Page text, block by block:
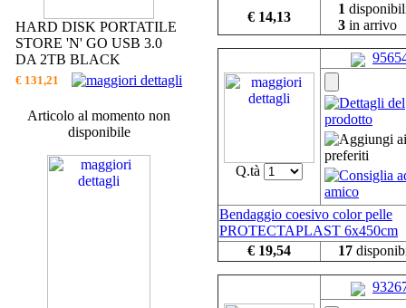
HARD DISK PORTATILE
STORE 'N' GO USB 3.0
DA 2TB BLACK
€ 131,21
Articolo al momento non
disponibile
€ 14,13
1
3 in arrivo
Q.tà
Bendaggio coesivo color pelle
PROTECTAPLAST 6x450cm
€ 19,54
17